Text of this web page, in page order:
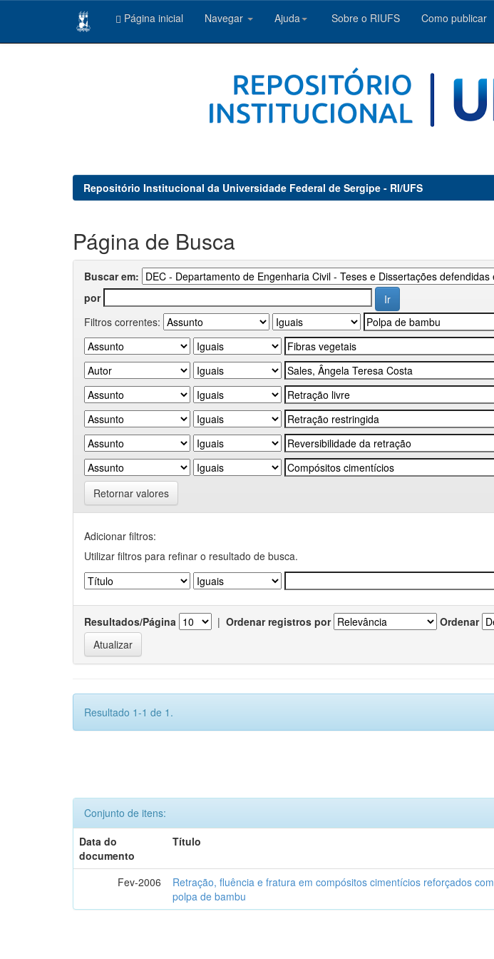
Página inicial Navegar Ajuda Sobre o RIUFS Como publicar
Repositório Institucional da Universidade Federal de Sergipe - RI/UFS
Página de Busca
Buscar em:
por
Filtros correntes:
Retornar valores
Adicionar filtros:
Utilizar filtros para refinar o resultado de busca.
Resultados/Página | Ordenar registros por Ordenar
Resultado 1-1 de 1.
Conjunto de itens:
Data do
documento
Título
Fev-2006
Retração, fluência e fratura em compósitos cimentícios reforçados com
polpa de bambu